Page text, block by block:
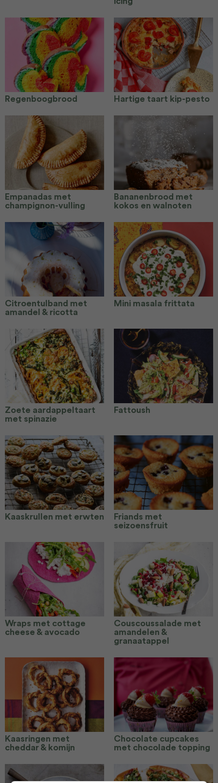
Regenboogbrood Hartige taart kip-pesto
Empanadas met
champignon-vulling
Bananenbrood met
kokos en walnoten
Citroentulband met
amandel & ricotta
Mini masala frittata
Zoete aardappeltaart
met spinazie
Fattoush
Kaaskrullen met erwten
Friands met
seizoensfruit
Wraps met cottage
cheese & avocado
Couscoussalade met
amandelen &
granaatappel
Kaasringen met
cheddar & komijn
Chocolate cupcakes
met chocolade topping